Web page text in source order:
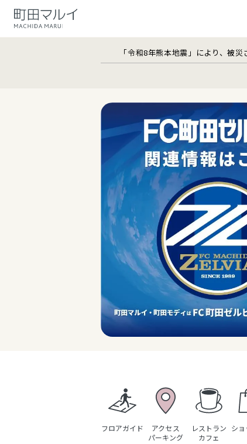
「令和8年熊本地震」により、被
フロアガイド
アクセス
パーキング
レストラン
カフェ
シ